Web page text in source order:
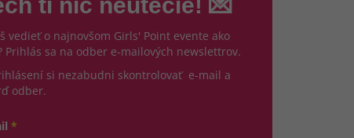
vedieť o najnovšom Girls' Point evente ako
Prihlás sa na odber e-mailových newslettrov.
si nezabudni skontrolovať e-mail a
odber.
*